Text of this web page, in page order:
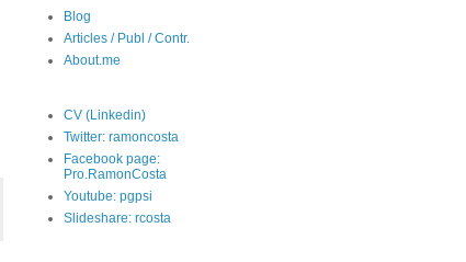
Blog
Articles / Publ / Contr.
About.me
CV (Linkedin)
Twitter: ramoncosta
Facebook page:
Pro.RamonCosta
Youtube: pgpsi
Slideshare: rcosta